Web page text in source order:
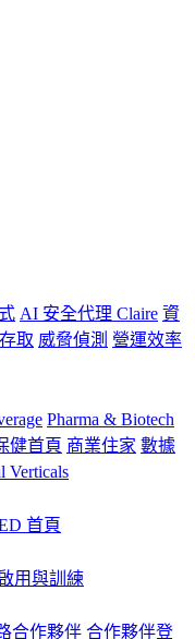
AI 安全代理 Claire 資
取 威脅偵測 營運效率
Pharma & Biotech
健首頁 商業住家 數據
Verticals
首頁
用與訓練
合作夥伴 合作夥伴登